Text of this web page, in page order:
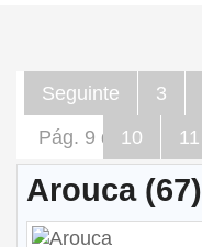
Seguinte 3
10
11
Pág. 9 de 12
Arouca (67)